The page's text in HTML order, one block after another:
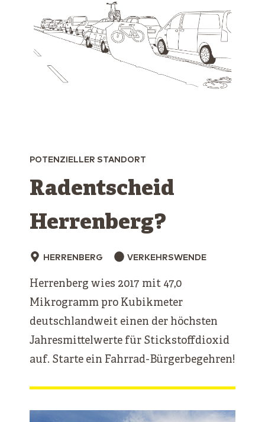
POTENZIELLER STANDORT
Radentscheid
Herrenberg?
HERRENBERG VERKEHRSWENDE
Herrenberg wies 2017 mit 47,0
Mikrogramm pro Kubikmeter
deutschlandweit einen der höchsten
Jahresmittelwerte für Stickstoffdioxid
auf. Starte ein Fahrrad-Bürgerbegehren!